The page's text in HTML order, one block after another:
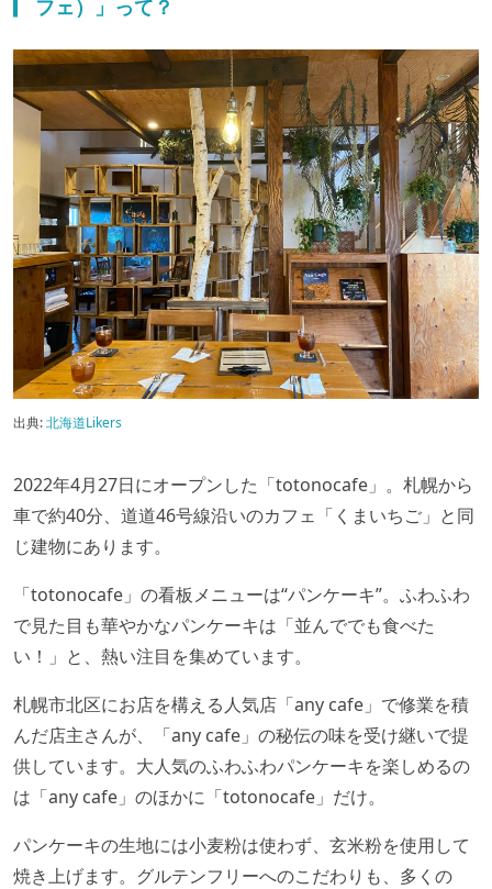
フェ）」って？
出典:北海道Likers
2022年4月27日にオープンした「totonocafe」。札幌から
車で約40分、道道46号線沿いのカフェ「くまいちご」と同
じ建物にあります。
「totonocafe」の看板メニューは“パンケーキ”。ふわふわ
で見た目も華やかなパンケーキは「並んででも食べた
い！」と、熱い注目を集めています。
札幌市北区にお店を構える人気店「any cafe」で修業を積
んだ店主さんが、「any cafe」の秘伝の味を受け継いで提
供しています。大人気のふわふわパンケーキを楽しめるの
は「any cafe」のほかに「totonocafe」だけ。
パンケーキの生地には小麦粉は使わず、玄米粉を使用して
焼き上げます。グルテンフリーへのこだわりも、多くの